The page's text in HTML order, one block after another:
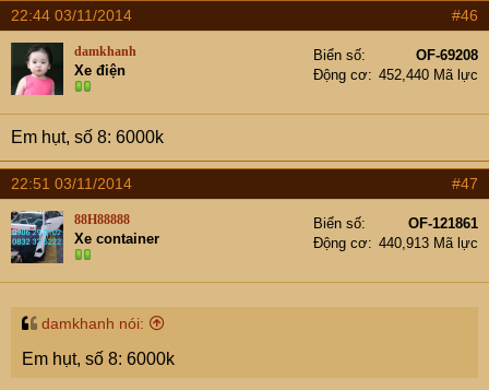
22:44 03/11/2014 #46
damkhanh
Xe điện
Biển số
OF-69208
Động cơ
452,440 Mã lực
Em hụt, số 8: 6000k
22:51 03/11/2014 #47
88H88888
Xe container
Biển số
OF-121861
Động cơ
440,913 Mã lực
damkhanh nói:
Em hụt, số 8: 6000k